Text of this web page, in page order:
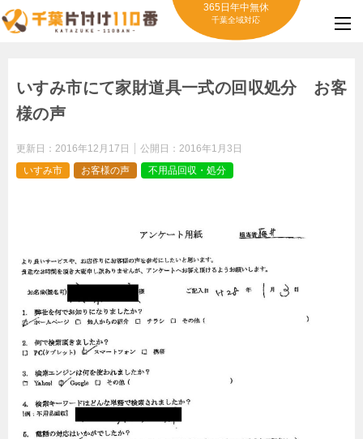
365日年中無休
千葉全域対応
いすみ市にて家財道具一式の回収処分 お客
様の声
更新日： 2016年12月17日 公開日： 2016年1月3日
いすみ市
お客様の声 不用品回収・処分